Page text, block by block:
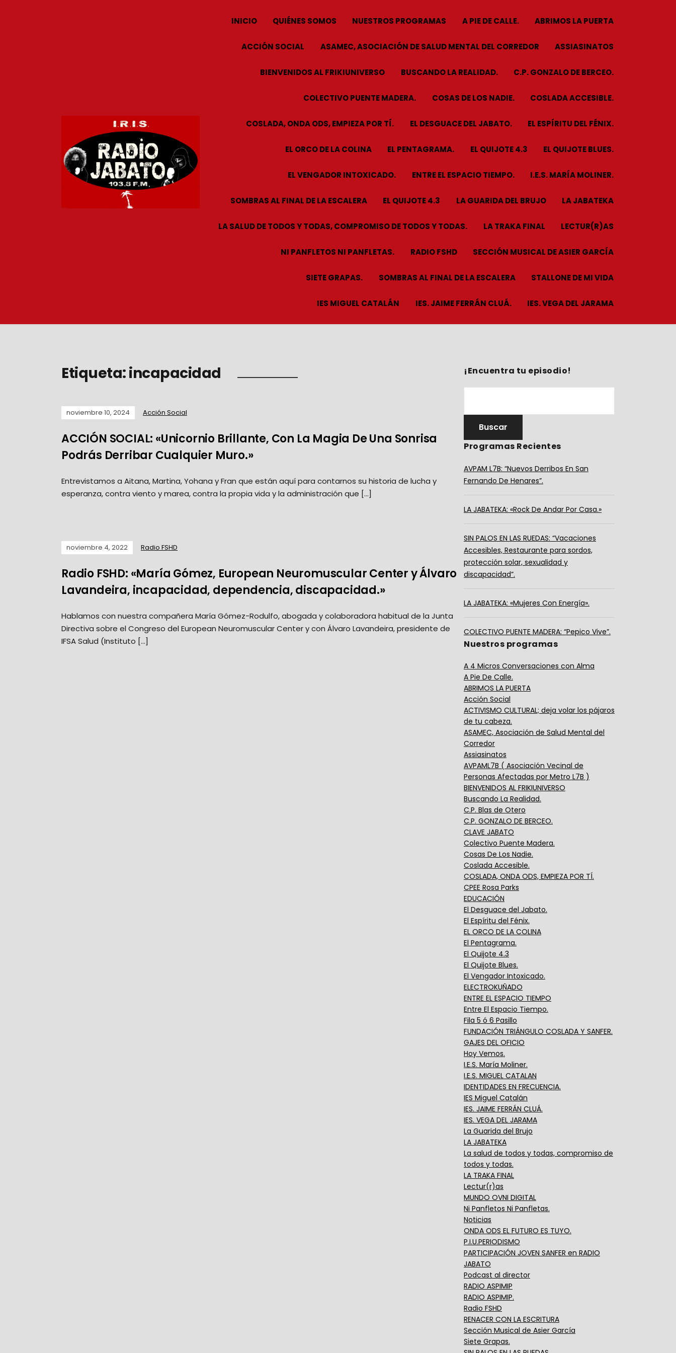
INICIO QUIÉNES SOMOS NUESTROS PROGRAMAS A PIE DE CALLE. ABRIMOS LA PUERTA
ACCIÓN SOCIAL ASAMEC, ASOCIACIÓN DE SALUD MENTAL DEL CORREDOR ASSIASINATOS
BIENVENIDOS AL FRIKIUNIVERSO BUSCANDO LA REALIDAD. C.P. GONZALO DE BERCEO.
COLECTIVO PUENTE MADERA. COSAS DE LOS NADIE. COSLADA ACCESIBLE.
COSLADA, ONDA ODS, EMPIEZA POR TÍ. EL DESGUACE DEL JABATO. EL ESPÍRITU DEL FÉNIX.
EL ORCO DE LA COLINA EL PENTAGRAMA. EL QUIJOTE 4.3 EL QUIJOTE BLUES.
EL VENGADOR INTOXICADO. ENTRE EL ESPACIO TIEMPO. I.E.S. MARÍA MOLINER.
SOMBRAS AL FINAL DE LA ESCALERA EL QUIJOTE 4.3 LA GUARIDA DEL BRUJO LA JABATEKA
LA SALUD DE TODOS Y TODAS, COMPROMISO DE TODOS Y TODAS. LA TRAKA FINAL LECTUR(R)AS
NI PANFLETOS NI PANFLETAS. RADIO FSHD SECCIÓN MUSICAL DE ASIER GARCÍA
SIETE GRAPAS. SOMBRAS AL FINAL DE LA ESCALERA STALLONE DE MI VIDA
IES MIGUEL CATALÁN IES. JAIME FERRÁN CLUÁ. IES. VEGA DEL JARAMA
Etiqueta:incapacidad
noviembre 10, 2024 Acción Social
ACCIÓN SOCIAL: «Unicornio Brillante, Con La Magia De Una Sonrisa
Podrás Derribar Cualquier Muro.»
Entrevistamos a Aitana, Martina, Yohana y Fran que están aquí para contarnos su historia de lucha y
esperanza, contra viento y marea, contra la propia vida y la administración que […]
noviembre 4, 2022 Radio FSHD
Radio FSHD: «María Gómez, European Neuromuscular Center y Álvaro
Lavandeira, incapacidad, dependencia, discapacidad.»
Hablamos con nuestra compañera María Gómez-Rodulfo, abogada y colaboradora habitual de la Junta
Directiva sobre el Congreso del European Neuromuscular Center y con Álvaro Lavandeira, presidente de
IFSA Salud (Instituto […]
¡Encuentra tu episodio!
Programas Recientes
AVPAM L7B: “Nuevos Derribos En San
Fernando De Henares”.
LA JABATEKA: «Rock De Andar Por Casa.»
SIN PALOS EN LAS RUEDAS: “Vacaciones
Accesibles, Restaurante para sordos,
protección solar, sexualidad y
discapacidad”.
LA JABATEKA: «Mujeres Con Energía».
COLECTIVO PUENTE MADERA: “Pepico Vive”.
Nuestros programas
A 4 Micros Conversaciones con Alma
A Pie De Calle.
ABRIMOS LA PUERTA
Acción Social
ACTIVISMO CULTURAL; deja volar los pájaros
de tu cabeza.
ASAMEC, Asociación de Salud Mental del
Corredor
Assiasinatos
AVPAML7B ( Asociación Vecinal de
Personas Afectadas por Metro L7B )
BIENVENIDOS AL FRIKIUNIVERSO
Buscando La Realidad.
C.P. Blas de Otero
C.P. GONZALO DE BERCEO.
CLAVE JABATO
Colectivo Puente Madera.
Cosas De Los Nadie.
Coslada Accesible.
COSLADA, ONDA ODS, EMPIEZA POR TÍ.
CPEE Rosa Parks
EDUCACIÓN
El Desguace del Jabato.
El Espíritu del Fénix.
EL ORCO DE LA COLINA
El Pentagrama.
El Quijote 4.3
El Quijote Blues.
El Vengador Intoxicado.
ELECTROKUÑADO
ENTRE EL ESPACIO TIEMPO
Entre El Espacio Tiempo.
Fila 5 ó 6 Pasillo
FUNDACIÓN TRIÁNGULO COSLADA Y SANFER.
GAJES DEL OFICIO
Hoy Vemos.
I.E.S. María Moliner.
I.E.S. MIGUEL CATALAN
IDENTIDADES EN FRECUENCIA.
IES Miguel Catalán
IES. JAIME FERRÁN CLUÁ.
IES. VEGA DEL JARAMA
La Guarida del Brujo
LA JABATEKA
La salud de todos y todas, compromiso de
todos y todas.
LA TRAKA FINAL
Lectur(r)as
MUNDO OVNI DIGITAL
Ni Panfletos Ni Panfletas.
Noticias
ONDA ODS EL FUTURO ES TUYO.
P.I.U.PERIODISMO
PARTICIPACIÓN JOVEN SANFER en RADIO
JABATO
Podcast al director
RADIO ASPIMIP
RADIO ASPIMIP.
Radio FSHD
RENACER CON LA ESCRITURA
Sección Musical de Asier García
Siete Grapas.